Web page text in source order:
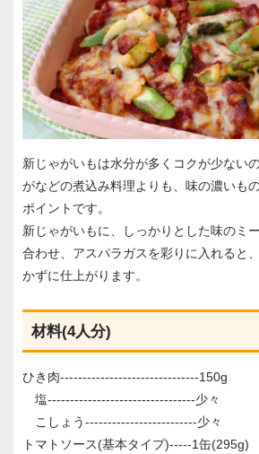
新じゃがいもは水分が多くコクが少ない
がなどの煮込み料理よりも、味の濃いも
ポイントです。
新じゃがいもに、しっかりとした味のミ
合わせ、アスパラガスを彩りに入れると
かずに仕上がります。
材料(4人分)
ひき肉-------------------------------150g
塩---------------------------------少々
こしょう-------------------------少々
トマトソース(基本タイプ)-----1缶(295g)